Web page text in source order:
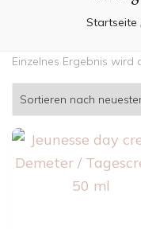
Startseite
Einzelnes Ergebnis wird